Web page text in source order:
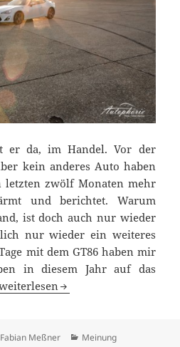
er da, im Handel. Vor der
kein anderes Auto haben
zwölf Monaten mehr
und berichtet. Warum
ist doch auch nur wieder
nur wieder ein weiteres
mit dem GT86 haben mir
in diesem Jahr auf das
Rückgabe
Autor
Fabian Meßner Kategorien
Meinung